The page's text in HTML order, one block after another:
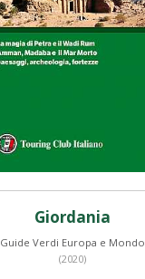
Giordania
Guide Verdi Europa e Mondo
(2020)